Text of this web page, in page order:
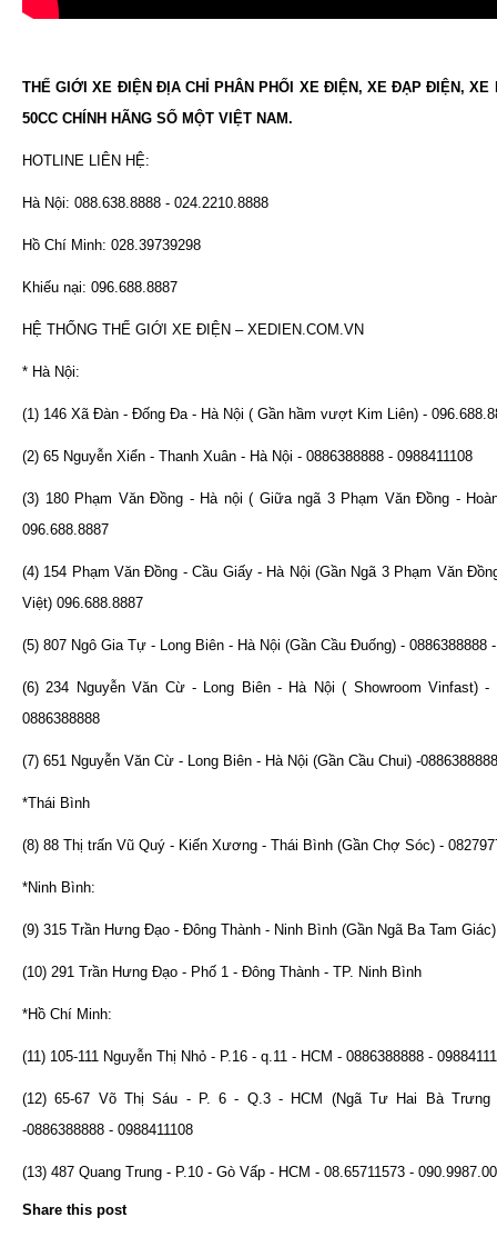
THẾ GIỚI XE ĐIỆN ĐỊA CHỈ PHÂN PHỐI XE ĐIỆN, XE ĐẠP ĐIỆN, XE
50CC CHÍNH HÃNG SỐ MỘT VIỆT NAM.
HOTLINE LIÊN HỆ:
Hà Nội: 088.638.8888 - 024.2210.8888
Hồ Chí Minh: 028.39739298
Khiếu nại: 096.688.8887
HỆ THỐNG THẾ GIỚI XE ĐIỆN – XEDIEN.COM.VN
* Hà Nội:
(1) 146 Xã Đàn - Đống Đa - Hà Nội ( Gần hầm vượt Kim Liên) -
(2) 65 Nguyễn Xiển - Thanh Xuân - Hà Nội - 0886388888 - 0988411108
(3) 180 Phạm Văn Đồng - Hà nội ( Giữa ngã 3 Phạm Văn Đồng -
096.688.8887
(4) 154 Phạm Văn Đồng - Cầu Giấy - Hà Nội (Gần Ngã 3 Phạm Văn
Việt) 096.688.8887
(5) 807 Ngô Gia Tự - Long Biên - Hà Nội (Gần Cầu Đuống) - 0886388888 -
(6) 234 Nguyễn Văn Cừ - Long Biên - Hà Nội ( Showroom Vinfast) -
0886388888
(7) 651 Nguyễn Văn Cừ - Long Biên - Hà Nội (Gần Cầu Chui) -
*Thái Bình
(8) 88 Thị trấn Vũ Quý - Kiến Xương - Thái Bình (Gần Chợ Sóc) -
*Ninh Bình:
(9) 315 Trần Hưng Đạo - Đông Thành - Ninh Bình (Gần Ngã Ba Tam
(10) 291 Trần Hưng Đạo - Phố 1 - Đông Thành - TP. Ninh Bình
*Hồ Chí Minh:
(11) 105-111 Nguyễn Thị Nhỏ - P.16 - q.11 - HCM - 0886388888 -
(12) 65-67 Võ Thị Sáu - P. 6 - Q.3 - HCM (Ngã Tư Hai Bà Trưng
-0886388888 - 0988411108
(13) 487 Quang Trung - P.10 - Gò Vấp - HCM - 08.65711573 -
Share this post